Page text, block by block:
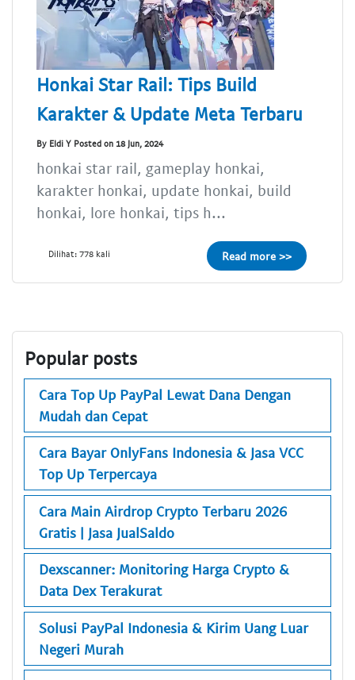
Honkai Star Rail: Tips Build
Karakter & Update Meta Terbaru
By Eldi Y Posted on 18 Jun, 2024
honkai star rail, gameplay honkai,
karakter honkai, update honkai, build
honkai, lore honkai, tips h...
Dilihat: 778 kali Read more >>
Popular posts
Cara Top Up PayPal Lewat Dana Dengan
Mudah dan Cepat
Cara Bayar OnlyFans Indonesia & Jasa VCC
Top Up Terpercaya
Cara Main Airdrop Crypto Terbaru 2026
Gratis | Jasa JualSaldo
Dexscanner: Monitoring Harga Crypto &
Data Dex Terakurat
Solusi PayPal Indonesia & Kirim Uang Luar
Negeri Murah